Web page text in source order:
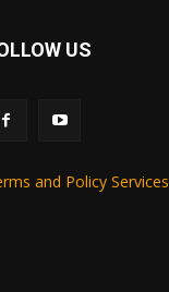
US
and Policy Services